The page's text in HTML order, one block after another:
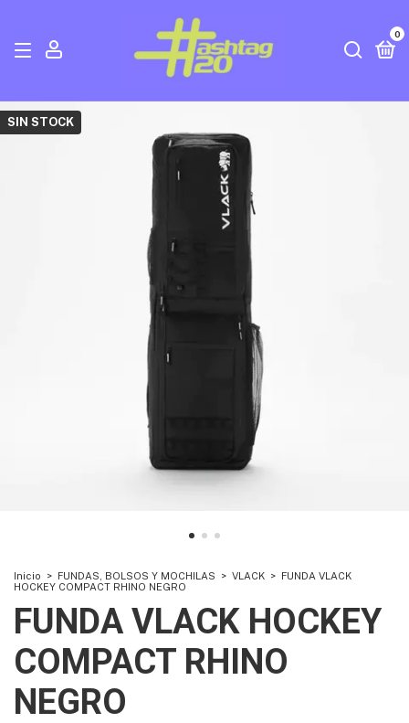
0
SIN STOCK
Inicio > FUNDAS, BOLSOS Y MOCHILAS > VLACK > FUNDA VLACK
HOCKEY COMPACT RHINO NEGRO
FUNDA VLACK HOCKEY
COMPACT RHINO
NEGRO